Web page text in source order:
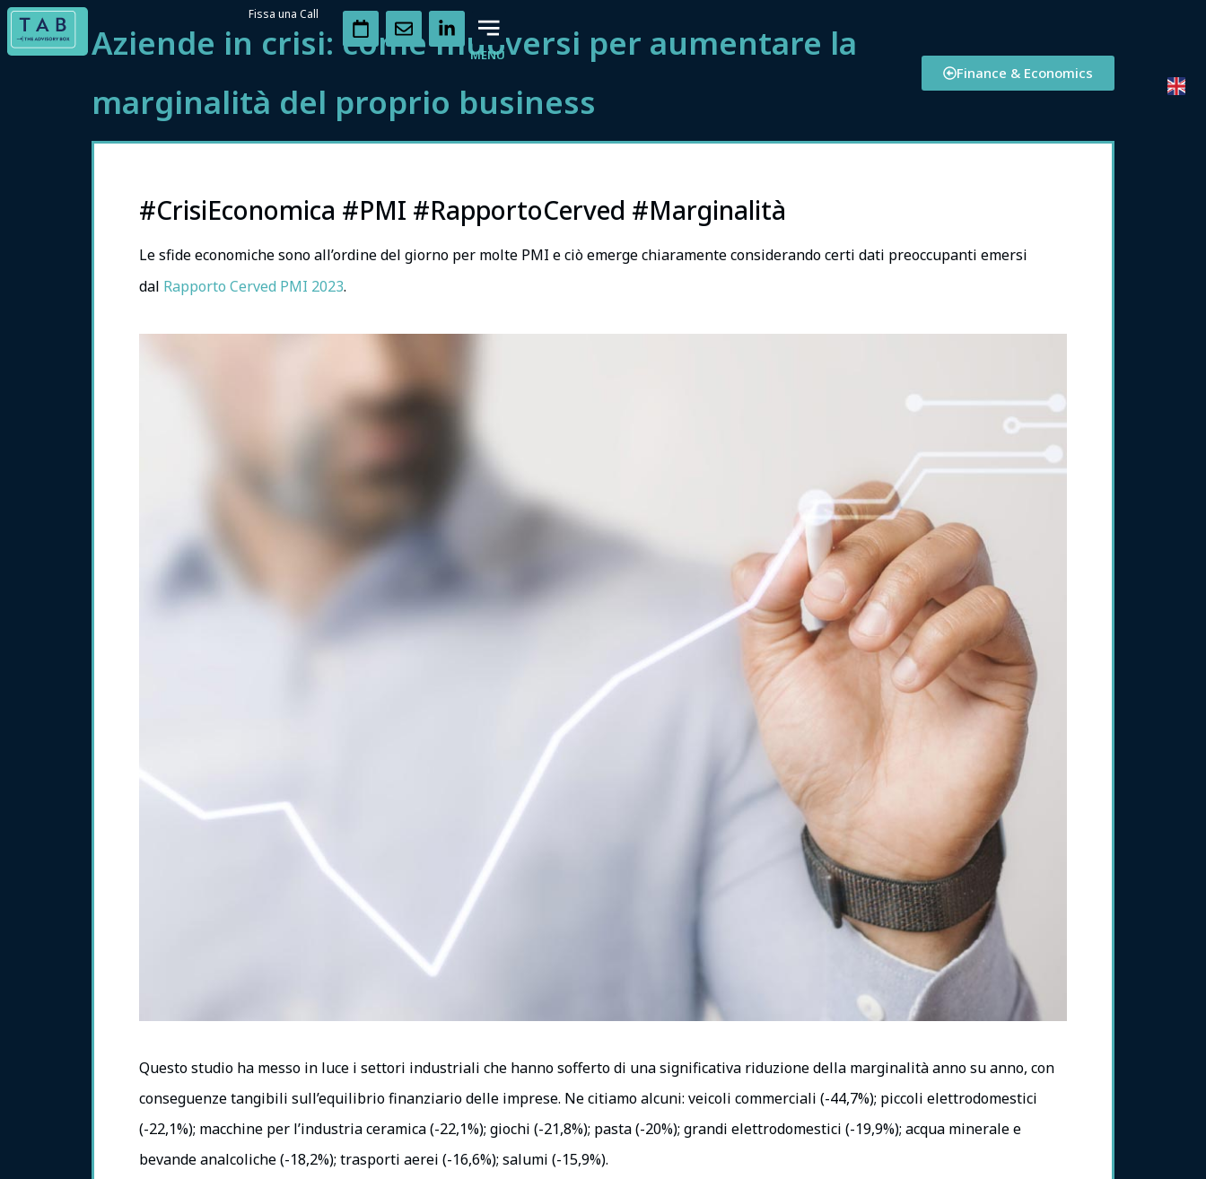
Fissa una Call
MENU
Aziende in crisi: come muoversi per aumentare la
marginalità del proprio business
Finance & Economics
#CrisiEconomica #PMI #RapportoCerved #Marginalità
Le sfide economiche sono all’ordine del giorno per molte PMI e ciò emerge chiaramente considerando certi dati preoccupanti emersi
dal Rapporto Cerved PMI 2023.
Questo studio ha messo in luce i settori industriali che hanno sofferto di una significativa riduzione della marginalità anno su anno, con
conseguenze tangibili sull’equilibrio finanziario delle imprese. Ne citiamo alcuni: veicoli commerciali (-44,7%); piccoli elettrodomestici
(-22,1%); macchine per l’industria ceramica (-22,1%); giochi (-21,8%); pasta (-20%); grandi elettrodomestici (-19,9%); acqua minerale e
bevande analcoliche (-18,2%); trasporti aerei (-16,6%); salumi (-15,9%).